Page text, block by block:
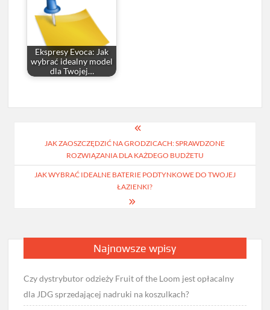
Ekspresy Evoca: Jak
wybrać idealny model
dla Twojej…
wpisuJAK ZAOSZCZĘDZIĆ NA GRODZICACH: SPRAWDZONE
ROZWIĄZANIA DLA KAŻDEGO BUDŻETU
JAK WYBRAĆ IDEALNE BATERIE PODTYNKOWE DO TWOJEJ
ŁAZIENKI?
Najnowsze wpisy
Czy dystrybutor odzieży Fruit of the Loom jest opłacalny
dla JDG sprzedającej nadruki na koszulkach?